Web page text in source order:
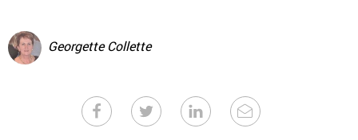
Georgette Collette